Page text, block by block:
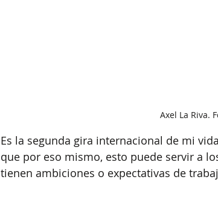
Axel La Riva.
Es la segunda gira internacional de mi
que por eso mismo, esto puede servir a
tienen ambiciones o expectativas de